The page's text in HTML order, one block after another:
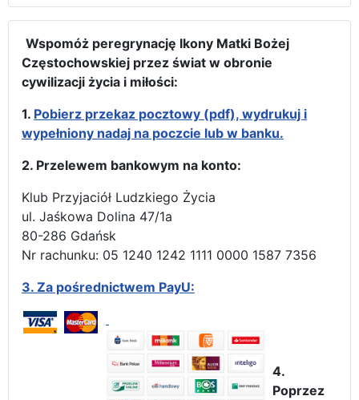
Wspomóż peregrynację Ikony Matki Bożej
Częstochowskiej przez świat w obronie
cywilizacji życia i miłości:
1. Pobierz przekaz pocztowy (pdf), wydrukuj i
wypełniony nadaj na poczcie lub w banku.
2. Przelewem bankowym na konto:
Klub Przyjaciół Ludzkiego Życia
ul. Jaśkowa Dolina 47/1a
80-286 Gdańsk
Nr rachunku: 05 1240 1242 1111 0000 1587 7356
3. Za pośrednictwem PayU:
4.
Poprzez